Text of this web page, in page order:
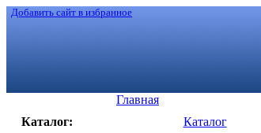
Добавить сайт в избранное
Главная
Каталог:
Каталог